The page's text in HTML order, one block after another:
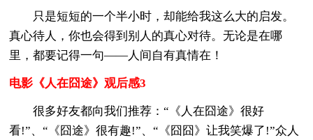
只是短短的一个半小时，却能给我这么大的启发。
真心待人，你也会得到别人的真心对待。无论是在哪
里，都要记得一句——人间自有真情在！
电影《人在囧途》观后感3
很多好友都向我们推荐：“《人在囧途》很好
看!”、“《囧途》很有趣!”、“《囧囧》让我笑爆了!”众人